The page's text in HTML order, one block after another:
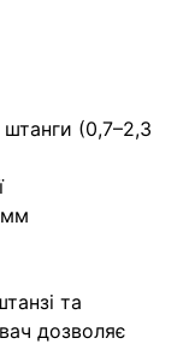
штанги (0,7–2,3
мм
та
дозволяє